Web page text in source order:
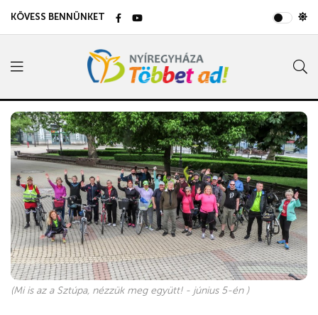
KÖVESS BENNÜNKET
(Mi is az a Sztúpa, nézzük meg együtt! - június 5-én )